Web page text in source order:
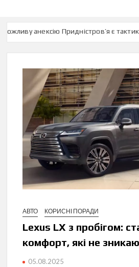
анексію Придністров’я є
АВТО КОРИСНІ ПОРАДИ
Lexus LX з пробігом:
комфорт, які не
05.08.2025